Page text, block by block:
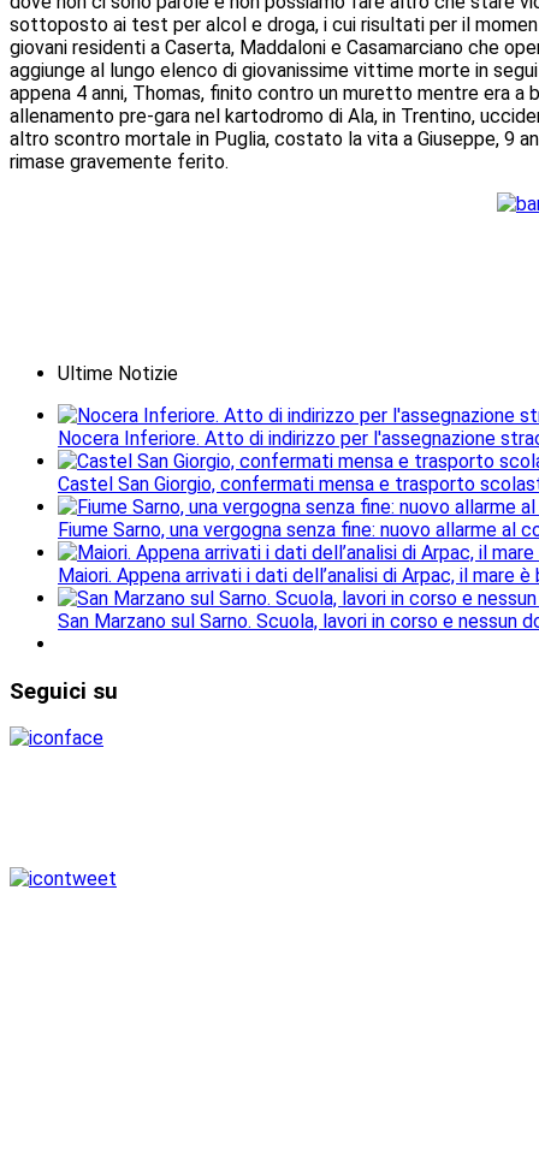
sottoposto ai test per alcol e droga, i cui risultati per il
giovani residenti a Caserta, Maddaloni e Casamarciano che
aggiunge al lungo elenco di giovanissime vittime morte in
appena 4 anni, Thomas, finito contro un muretto mentre era
allenamento pre-gara nel kartodromo di Ala, in Trentino,
altro scontro mortale in Puglia, costato la vita a Giuseppe, 9
rimase gravemente ferito.
Ultime Notizie
Nocera Inferiore. Atto di indirizzo per l'assegnazione
Castel San Giorgio, confermati mensa e trasporto
Fiume Sarno, una vergogna senza fine: nuovo allarme
Maiori. Appena arrivati i dati dell’analisi di Arpac, il mare è
San Marzano sul Sarno. Scuola, lavori in corso e nessun
Seguici su